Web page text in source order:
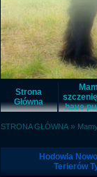
Strona
Główna
have
STRONA GŁÓWNA»
Hodowla
Terierów